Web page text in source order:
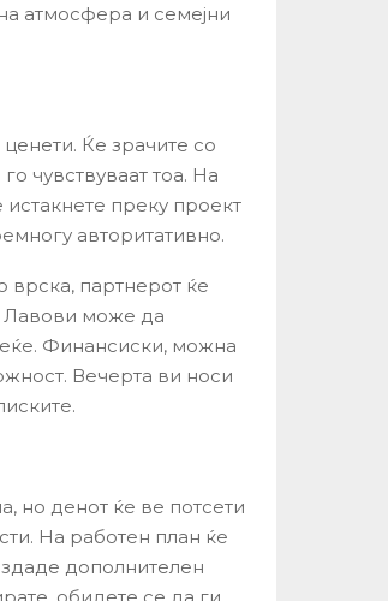
атмосфера и семејни
Ќе зрачите со
чувствуваат тоа. На
преку проект
авторитативно.
врска, партнерот ќе
Лавови може да
Финансиски, можна
Вечерта ви носи
но денот ќе ве потсети
На работен план ќе
дополнителен